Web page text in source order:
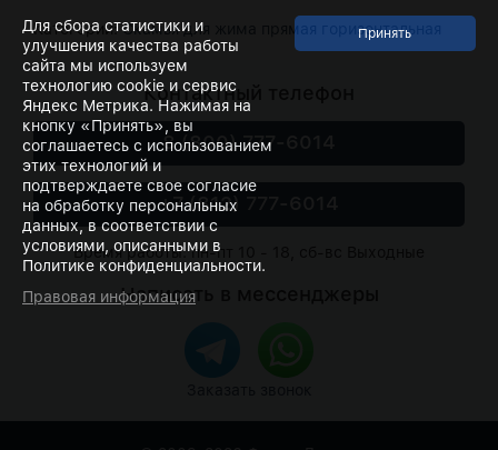
Категории:Скамья для жима прямая горизонтальная
Контактный телефон
8 (800) 777-6014
+7 (812) 777-6014
Время работы: пн-пт 10 - 18, сб-вс Выходные
Написать в мессенджеры
Для сбора статистики и
улучшения качества работы
сайта мы используем
технологию cookie и сервис
Яндекс Метрика. Нажимая на
кнопку «Принять», вы
соглашаетесь с использованием
этих технологий и
подтверждаете свое согласие
на обработку персональных
данных, в соответствии с
условиями, описанными в
Политике конфиденциальности.
Правовая информация